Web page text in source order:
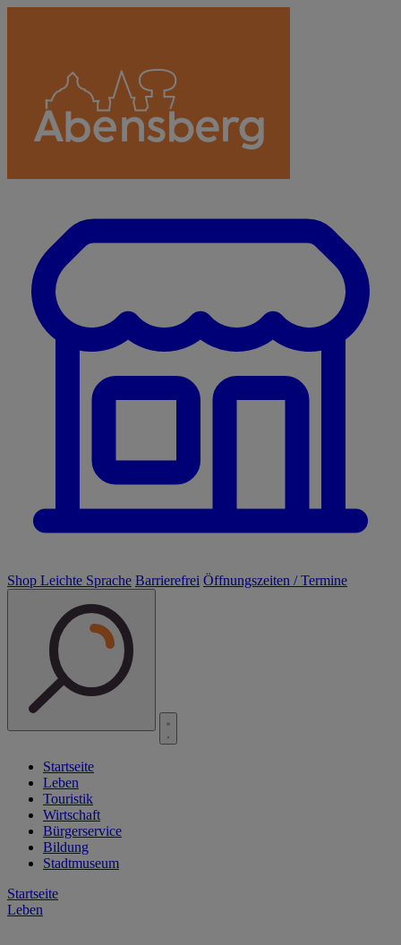
Shop Leichte Sprache Barrierefrei Öffnungszeiten / Termine
Startseite
Leben
Touristik
Wirtschaft
Bürgerservice
Bildung
Stadtmuseum
Startseite
Leben